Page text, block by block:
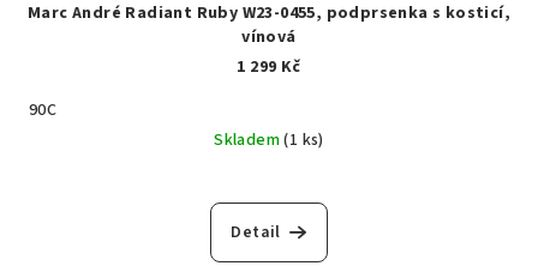
Marc André Radiant Ruby W23-0455, podprsenka s kosticí,
vínová
1 299 Kč
90C
Skladem(1 ks)
Detail